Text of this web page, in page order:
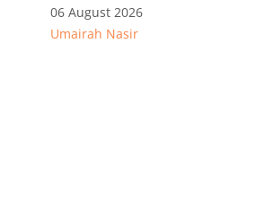
competitive: Key takeaways
from MOS Dinesh's response
06 August 2026
Umairah Nasir